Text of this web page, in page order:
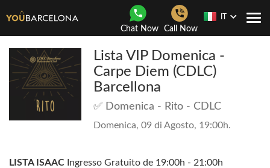
Chat Now Call Now
Lista VIP Domenica -
Carpe Diem (CDLC)
Barcellona
✅ Domenica - Rito - CDLC
Domenica, 09 di Agosto, 19:00h.
LISTA ISAAC Ingresso Gratuito de 19:00h - 21:00h